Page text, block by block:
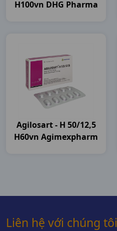
H100vn DHG Pharma
Agilosart - H 50/12,5
H60vn Agimexpharm
Liên hệ với chúng tôi